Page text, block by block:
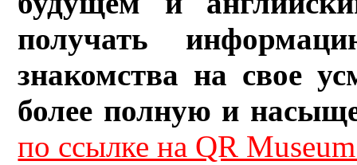
получать
знакомства на свое
более полную и
по ссылке на QR